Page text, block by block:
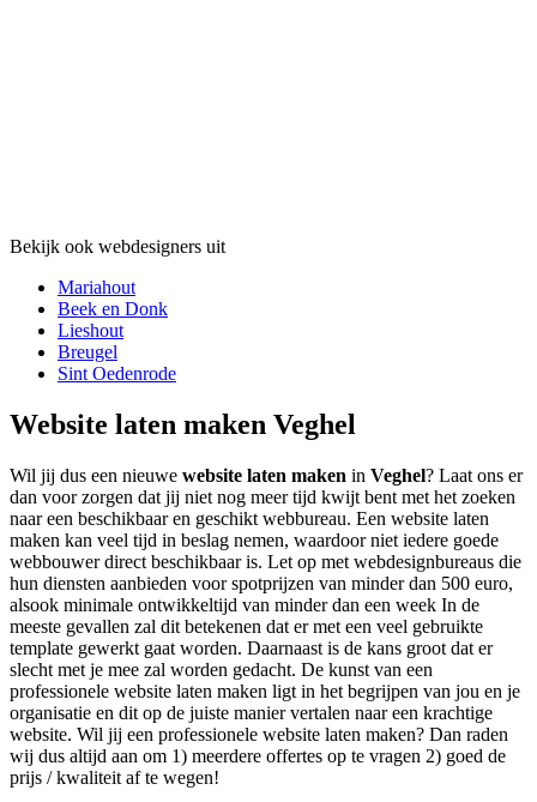
Bekijk ook webdesigners uit
Mariahout
Beek en Donk
Lieshout
Breugel
Sint Oedenrode
Website laten maken Veghel
Wil jij dus een nieuwe website laten maken in Veghel? Laat ons er
dan voor zorgen dat jij niet nog meer tijd kwijt bent met het zoeken
naar een beschikbaar en geschikt webbureau. Een website laten
maken kan veel tijd in beslag nemen, waardoor niet iedere goede
webbouwer direct beschikbaar is. Let op met webdesignbureaus die
hun diensten aanbieden voor spotprijzen van minder dan 500 euro,
alsook minimale ontwikkeltijd van minder dan een week In de
meeste gevallen zal dit betekenen dat er met een veel gebruikte
template gewerkt gaat worden. Daarnaast is de kans groot dat er
slecht met je mee zal worden gedacht. De kunst van een
professionele website laten maken ligt in het begrijpen van jou en je
organisatie en dit op de juiste manier vertalen naar een krachtige
website. Wil jij een professionele website laten maken? Dan raden
wij dus altijd aan om 1) meerdere offertes op te vragen 2) goed de
prijs / kwaliteit af te wegen!